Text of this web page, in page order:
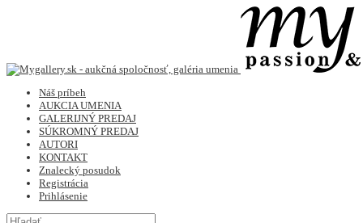
Náš príbeh
AUKCIA UMENIA
GALERIJNÝ PREDAJ
SÚKROMNÝ PREDAJ
AUTORI
KONTAKT
Znalecký posudok
Registrácia
Prihlásenie